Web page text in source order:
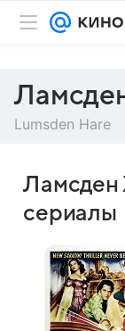
Lumsden Hare
Ламсден
сериалы